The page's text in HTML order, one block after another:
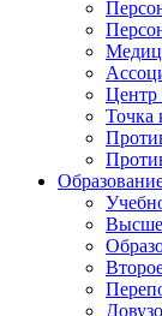
Центр
Точка